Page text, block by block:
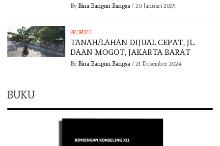
By Bina Bangun Bangsa/ 20 Januari 2025
PROPERTI
TANAH/LAHAN DIJUAL CEPAT, JL.
DAAN MOGOT, JAKARTA BARAT
By Bina Bangun Bangsa/ 21 Desember 2024
BUKU